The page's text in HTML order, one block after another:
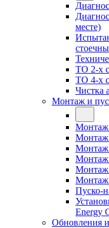
месте)
ТО 2-х
ТО 4-х
Чистка
Монтаж и
Монтаж
Монтаж
Монтаж
Монтаж
Монтаж
Монтаж
Пуско-
Energy
Обновления